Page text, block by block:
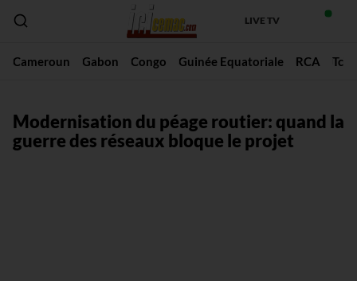
LIVE TV
Cameroun Gabon Congo Guinée Equatoriale RCA
Modernisation du péage routier: quand la
guerre des réseaux bloque le projet